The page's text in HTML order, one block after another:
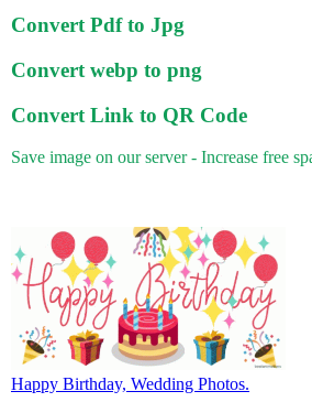
Convert Pdf to Jpg
Convert webp to png
Convert Link to QR Code
Save image on our server - Increase free
Happy Birthday, Wedding Photos.